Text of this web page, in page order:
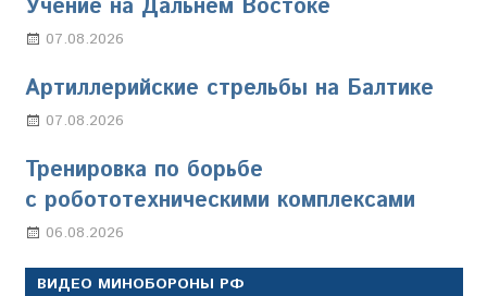
Учение на Дальнем Востоке
07.08.2026
Артиллерийские стрельбы на Балтике
07.08.2026
Тренировка по борьбе
с робототехническими комплексами
06.08.2026
ВИДЕО МИНОБОРОНЫ РФ